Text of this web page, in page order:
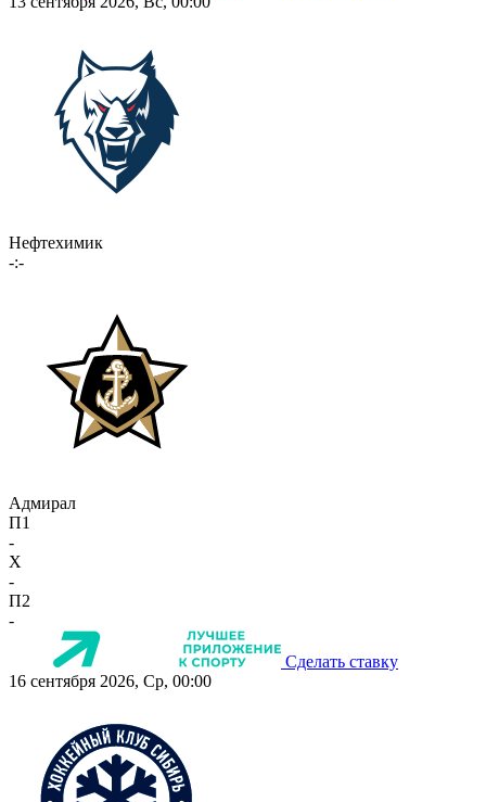
Нефтехимик
-:-
Адмирал
П1
-
X
-
П2
-
Сделать ставку
16 сентября 2026, Ср, 00:00